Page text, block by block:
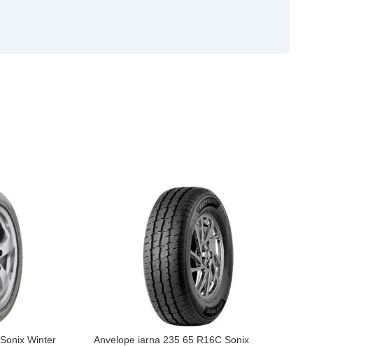
Winter
Anvelope iarna 235 65 R16C Sonix